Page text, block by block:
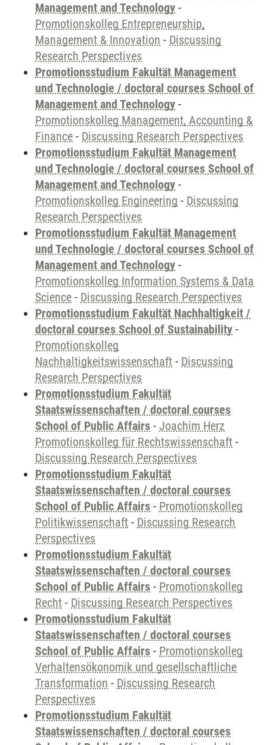
Management and Technology -
Promotionskolleg Entrepreneurship,
Management & Innovation - Discussing
Research Perspectives
Promotionsstudium Fakultät Management
und Technologie / doctoral courses School of
Management and Technology -
Promotionskolleg Management, Accounting &
Finance - Discussing Research Perspectives
Promotionsstudium Fakultät Management
und Technologie / doctoral courses School of
Management and Technology -
Promotionskolleg Engineering - Discussing
Research Perspectives
Promotionsstudium Fakultät Management
und Technologie / doctoral courses School of
Management and Technology -
Promotionskolleg Information Systems & Data
Science - Discussing Research Perspectives
Promotionsstudium Fakultät Nachhaltigkeit /
doctoral courses School of Sustainability -
Promotionskolleg
Nachhaltigkeitswissenschaft - Discussing
Research Perspectives
Promotionsstudium Fakultät
Staatswissenschaften / doctoral courses
School of Public Affairs - Joachim Herz
Promotionskolleg für Rechtswissenschaft -
Discussing Research Perspectives
Promotionsstudium Fakultät
Staatswissenschaften / doctoral courses
School of Public Affairs - Promotionskolleg
Politikwissenschaft - Discussing Research
Perspectives
Promotionsstudium Fakultät
Staatswissenschaften / doctoral courses
School of Public Affairs - Promotionskolleg
Recht - Discussing Research Perspectives
Promotionsstudium Fakultät
Staatswissenschaften / doctoral courses
School of Public Affairs - Promotionskolleg
Verhaltensökonomik und gesellschaftliche
Transformation - Discussing Research
Perspectives
Promotionsstudium Fakultät
Staatswissenschaften / doctoral courses